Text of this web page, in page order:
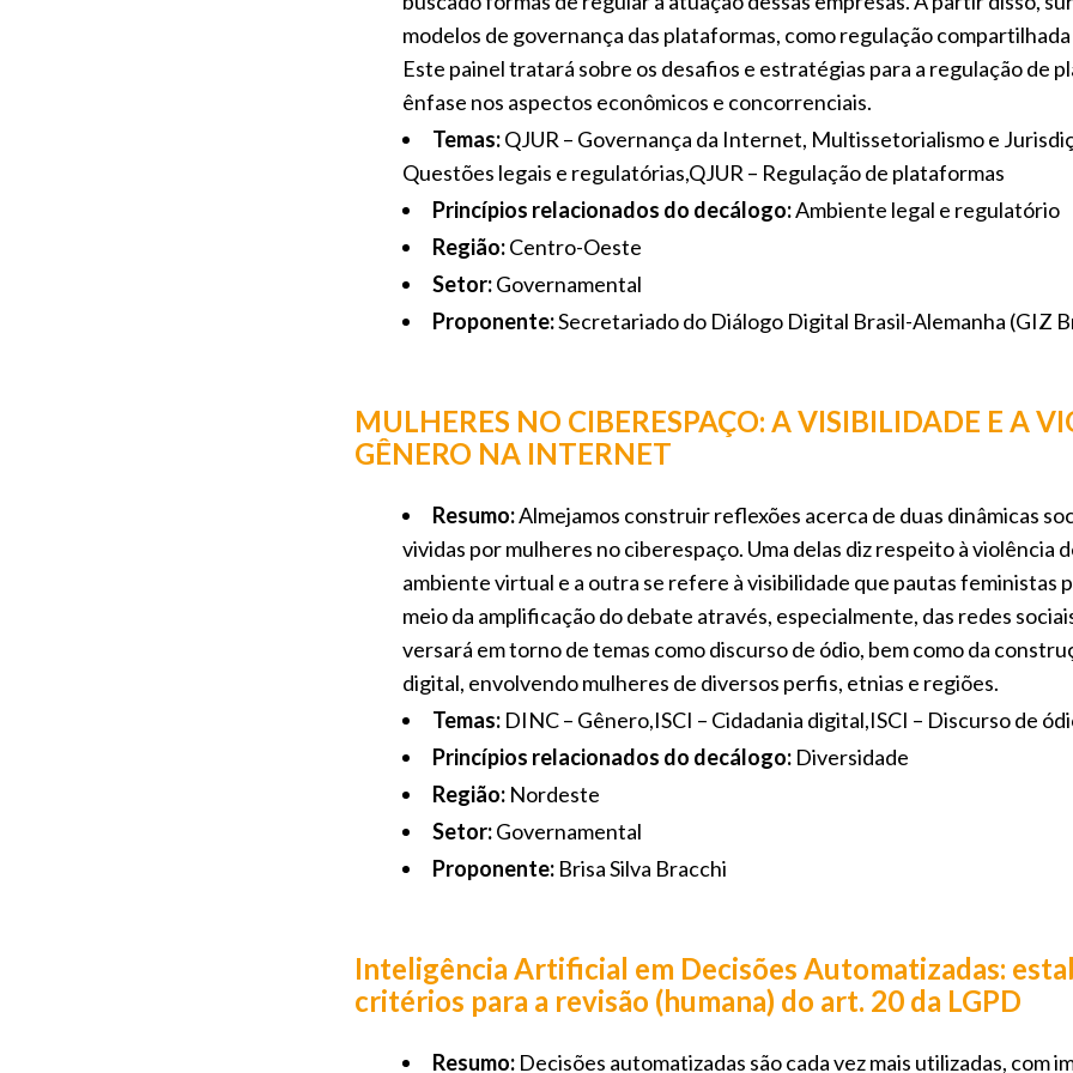
modelos de governança das plataformas, como regulação
Este painel tratará sobre os desafios e estratégias para a regulação de
ênfase nos aspectos econômicos e concorrenciais.
Temas:QJUR – Governança da Internet, Multissetorialismo e
Questões legais e regulatórias,QJUR – Regulação de plataformas
Princípios relacionados do decálogo:Ambiente legal e regulatório
Região:Centro-Oeste
Setor:Governamental
Proponente:Secretariado do Diálogo Digital Brasil-Alemanha (GIZ
MULHERES NO CIBERESPAÇO: A VISIBILIDADE E A
GÊNERO NA INTERNET
Resumo:Almejamos construir reflexões acerca de duas dinâmicas
vividas por mulheres no ciberespaço. Uma delas diz respeito à violência
ambiente virtual e a outra se refere à visibilidade que pautas feministas
meio da amplificação do debate através, especialmente, das redes
versará em torno de temas como discurso de ódio, bem como da
digital, envolvendo mulheres de diversos perfis, etnias e regiões.
Temas: DINC – Gênero,ISCI – Cidadania digital,ISCI – Discurso de
Princípios relacionados do decálogo: Diversidade
Região: Nordeste
Setor:Governamental
Proponente: Brisa Silva Bracchi
Inteligência Artificial em Decisões Automatizadas:
critérios para a revisão (humana) do art. 20 da LGPD
Resumo: Decisões automatizadas são cada vez mais utilizadas, com